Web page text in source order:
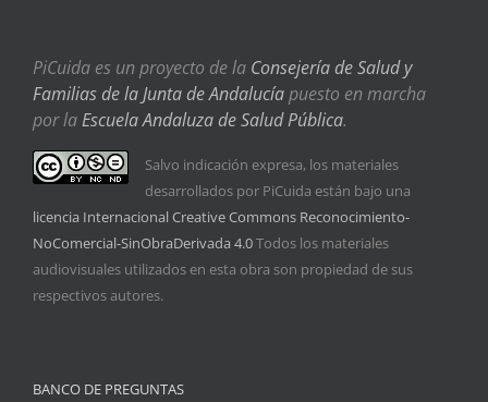
PiCuida es un proyecto de la Consejería de Salud y
Familias de la Junta de Andalucíapuesto en marcha
por laEscuela Andaluza de Salud Pública.
Salvo indicación expresa, los materiales
desarrollados por PiCuida están bajo una
licencia Internacional Creative Commons Reconocimiento-
NoComercial-SinObraDerivada 4.0Todos los materiales
audiovisuales utilizados en esta obra son propiedad de sus
respectivos autores.
BANCO DE PREGUNTAS